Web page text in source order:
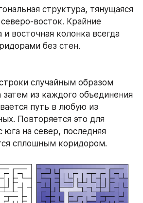
структура, тянущаяся
восток. Крайние
и восточная колонка всегда
без стен.
случайным образом
затем из каждого объединения
путь в любую из
Повторяется это для
юга на север, последняя
сплошным коридором.